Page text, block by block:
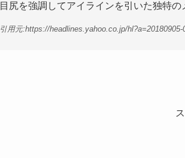
目尻を強調してアイラインを引いた独特
引用元:https://headlines.yahoo.co.jp/hl?a=20180905-